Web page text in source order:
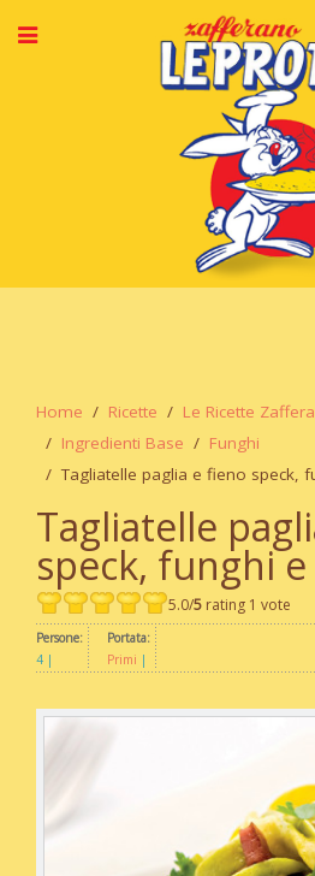
Home Ricette
Le Ricette
Ingredienti Base
Funghi
Tagliatelle paglia e fieno speck,
Tagliatelle
speck, funghi
5.0/5 rating 1 vote
Persone:
4
Portata:
Primi